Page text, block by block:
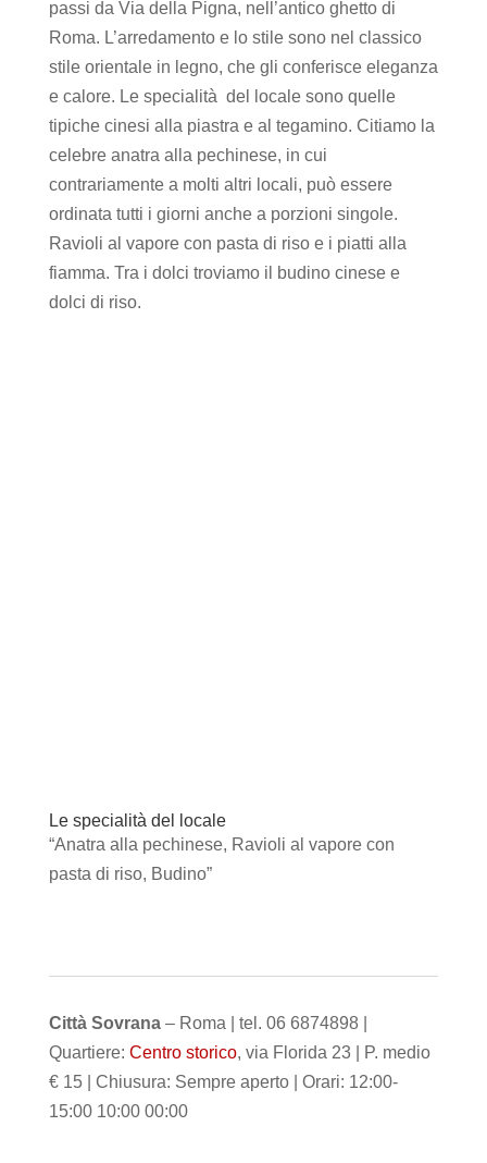
passi da Via della Pigna, nell’antico ghetto di
Roma. L’arredamento e lo stile sono nel classico
stile orientale in legno, che gli conferisce eleganza
e calore. Le specialità del locale sono quelle
tipiche cinesi alla piastra e al tegamino. Citiamo la
celebre anatra alla pechinese, in cui
contrariamente a molti altri locali, può essere
ordinata tutti i giorni anche a porzioni singole.
Ravioli al vapore con pasta di riso e i piatti alla
fiamma. Tra i dolci troviamo il budino cinese e
dolci di riso.
Le specialità del locale
“Anatra alla pechinese, Ravioli al vapore con
pasta di riso, Budino”
Città Sovrana– Roma | tel. 06 6874898 |
Quartiere: Centro storico, via Florida 23 | P. medio
€ 15 | Chiusura: Sempre aperto | Orari: 12:00-
15:00 10:00 00:00